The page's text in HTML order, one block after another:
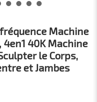
Machine
40K Machine
le Corps,
et Jambes